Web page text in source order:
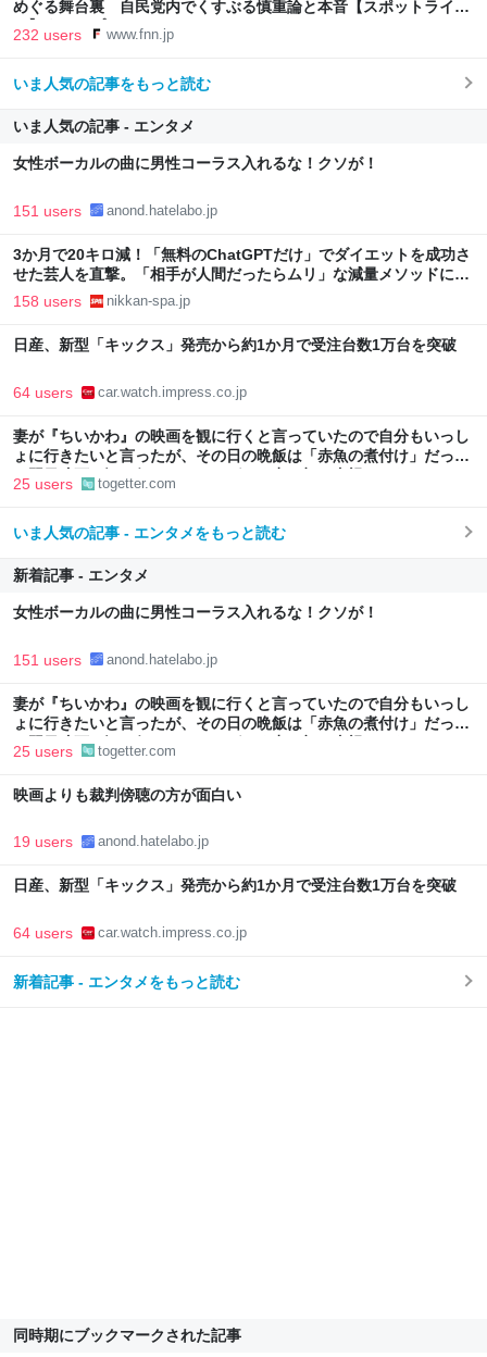
めぐる舞台裏 自民党内でくすぶる慎重論と本音【スポットライ
ト】｜FNNプライムオンライン
232 users www.fnn.jp
いま人気の記事をもっと読む
いま人気の記事 - エンタメ
女性ボーカルの曲に男性コーラス入れるな！クソが！
151 users anond.hatelabo.jp
3か月で20キロ減！「無料のChatGPTだけ」でダイエットを成功さ
せた芸人を直撃。「相手が人間だったらムリ」な減量メソッドに驚
き | 日刊SPA!
158 users nikkan-spa.jp
日産、新型「キックス」発売から約1か月で受注台数1万台を突破
64 users car.watch.impress.co.jp
妻が『ちいかわ』の映画を観に行くと言っていたので自分もいっし
ょに行きたいと言ったが、その日の晩飯は「赤魚の煮付け」だった
→翌日映画を観に行ったら、しばらく妻の顔を直視できなかった
25 users togetter.com
いま人気の記事 - エンタメをもっと読む
新着記事 - エンタメ
女性ボーカルの曲に男性コーラス入れるな！クソが！
151 users anond.hatelabo.jp
妻が『ちいかわ』の映画を観に行くと言っていたので自分もいっし
ょに行きたいと言ったが、その日の晩飯は「赤魚の煮付け」だった
→翌日映画を観に行ったら、しばらく妻の顔を直視できなかった
25 users togetter.com
映画よりも裁判傍聴の方が面白い
19 users anond.hatelabo.jp
日産、新型「キックス」発売から約1か月で受注台数1万台を突破
64 users car.watch.impress.co.jp
新着記事 - エンタメをもっと読む
同時期にブックマークされた記事